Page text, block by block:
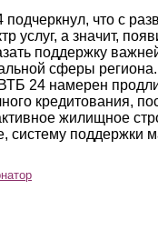
что с
услуг, а значит,
поддержку
сферы
24 намерен
кредитования,
жилищное
систему поддержки